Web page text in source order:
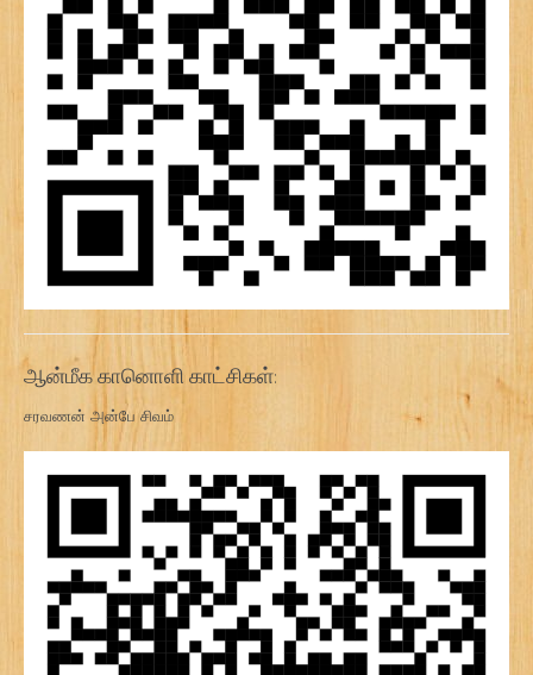
ஆன்மீக கானொளி காட்சிகள்:
சரவணன் அன்பே சிவம்